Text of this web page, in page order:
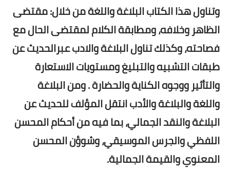
وتناول هذا الكتاب البلاغة واللغة من خلال: مقتضى
الظاهر وخلافه، ومطابقة الكلام لمقتضى الحال مع
فصاحته، وكذلك تناول البلاغة والادب عبرالحديث عن
طبقات التشبيه والتبليغ ومستويات الاستعارة
والتأثير ووجوه الكناية والحضارة . ومن البلاغة
واللغة والبلاغة والأدب انتقل المؤلف للحديث عن
البلاغة والنقد الجمالي، بما فيه من أحكام المحسن
اللفظي والجرس الموسيقي، وشوؤن المحسن
المعنوي والقيمة الجمالية.